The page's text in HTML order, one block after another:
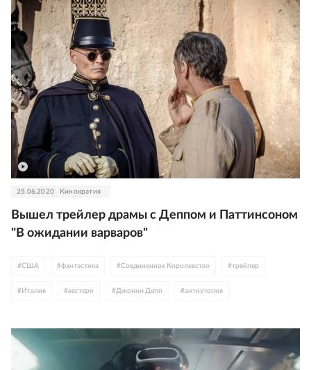
25.06.2020 Кинократия
Вышел трейлер драмы с Деппом и Паттинсоном
"В ожидании варваров"
#США #фантастика #Соединенное Королевство #трейлер
# Италия #вестерн #Джонни Депп #антиутопия